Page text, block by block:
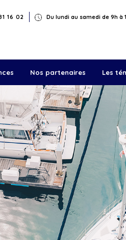
16 02 Du lundi au samedi de 9h à
Nos partenaires Les